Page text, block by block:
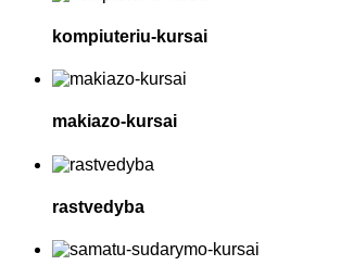
kompiuteriu-kursai
makiazo-kursai
rastvedyba